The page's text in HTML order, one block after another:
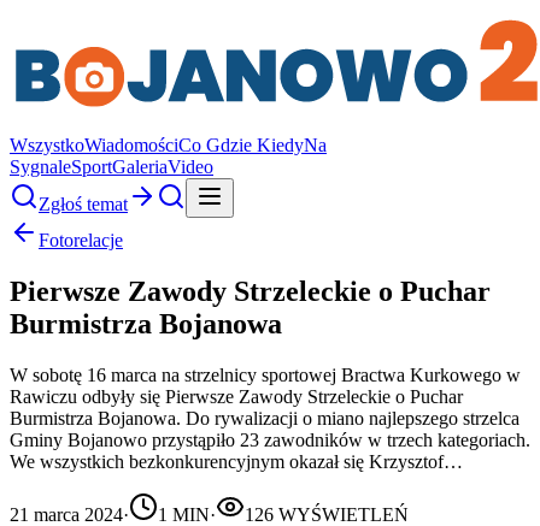
WszystkoWiadomościCo Gdzie KiedyNa
SygnaleSportGaleriaVideo
Zgłoś temat
Fotorelacje
Pierwsze Zawody Strzeleckie o Puchar
Burmistrza Bojanowa
W sobotę 16 marca na strzelnicy sportowej Bractwa Kurkowego w
Rawiczu odbyły się Pierwsze Zawody Strzeleckie o Puchar
Burmistrza Bojanowa. Do rywalizacji o miano najlepszego strzelca
Gminy Bojanowo przystąpiło 23 zawodników w trzech kategoriach.
We wszystkich bezkonkurencyjnym okazał się Krzysztof…
21 marca 2024· 1 MIN· 126 WYŚWIETLEŃ